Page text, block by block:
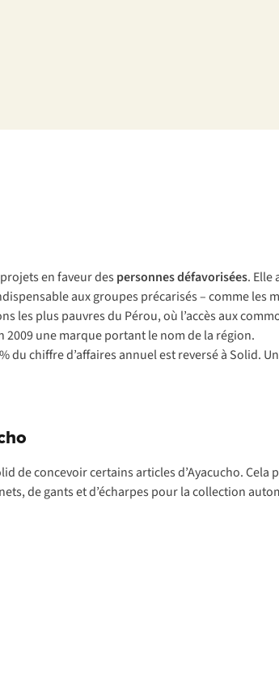
projetsenfaveurdes personnesdéfavorisées. Elle
spensableauxgroupes précarisés–commeles m
les plus pauvresdu Pérou,où l’accès auxcom
2009unemarqueportantlenomde la région.
du chiffre d’affaires annuel est reversé à Solid. U
de concevoir certains articles d’Ayacucho. Cela
de gants et d’écharpes pour la collection